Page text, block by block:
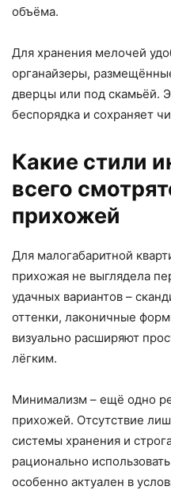
объёма.
Для хранения мелочей
органайзеры,
дверцы или под скамьёй.
беспорядка и сохраняет
Какие стили
всего
прихожей
Для малогабаритной
прихожая не выглядела
удачных вариантов –
оттенки, лаконичные
визуально расширяют
лёгким.
Минимализм – ещё одно
прихожей. Отсутствие
системы хранения и
рационально
особенно актуален в